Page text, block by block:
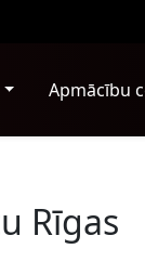
Apmācību
Rīgas